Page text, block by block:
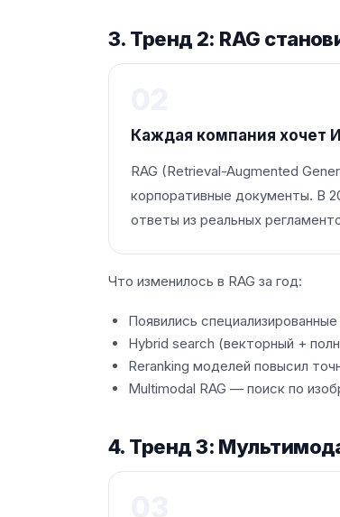
3. Тренд 2: RAG
Каждая компания хочет
RAG (Retrieval-Augmented
корпоративные документы. В
ответы из реальных
Что изменилось в RAG за год:
Появились
Hybrid search (векторный +
Reranking моделей повысил
Multimodal RAG — поиск по
4. Тренд 3: